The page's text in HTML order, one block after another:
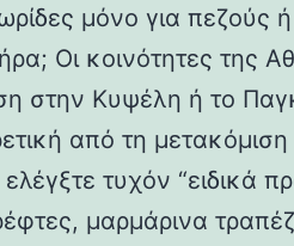
μόνο για πεζούς
Οι κοινότητες της
στην Κυψέλη ή το
από τη
τυχόν “ειδικά
μαρμάρινα